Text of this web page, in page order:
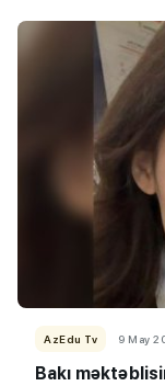
AzEdu Tv 9 May
Bakı